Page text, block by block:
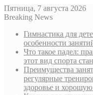
Пятница, 7 августа 2026
Breaking News
Гимнастика для
особенности
Что такое падел:
этот вид спорта
Преимущества
регулярные
здоровье и